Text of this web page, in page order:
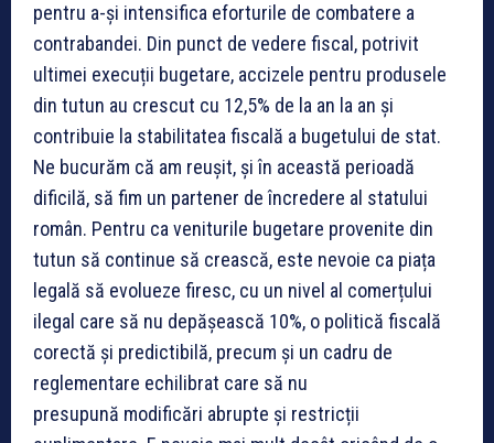
pentru a-și intensifica eforturile de combatere a
contrabandei. Din punct de vedere fiscal, potrivit
ultimei execuții bugetare, accizele pentru produsele
din tutun au crescut cu 12,5% de la an la an și
contribuie la stabilitatea fiscală a bugetului de stat.
Ne bucurăm că am reușit, și în această perioadă
dificilă, să fim un partener de încredere al statului
român. Pentru ca veniturile bugetare provenite din
tutun să continue să crească, este nevoie ca piața
legală să evolueze firesc, cu un nivel al comerțului
ilegal care să nu depășească 10%, o politică fiscală
corectă și predictibilă, precum și un cadru de
reglementare echilibrat care să nu
presupună modificări abrupte și restricții